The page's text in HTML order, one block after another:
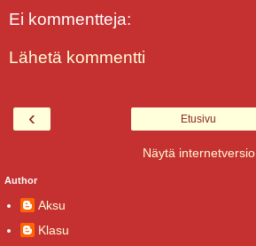
Ei kommentteja:
Lähetä kommentti
‹ Etusivu
Näytä internetversio
Author
Aksu
Klasu